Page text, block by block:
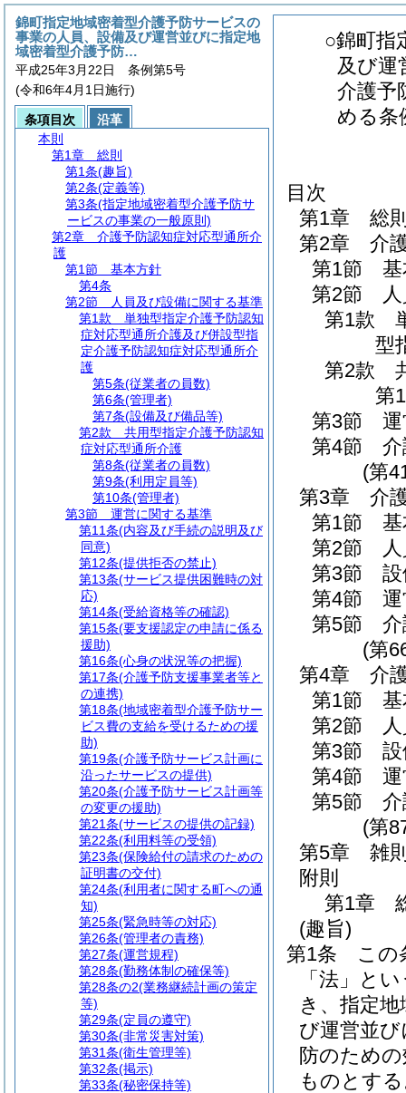
○錦町指
及び運
介護予
める条
目次
第1章
総
第2章
介
第1節
第2節
第1款
型
第2款
第
第3節
第4節
(第
第3章
介
第1節
第2節
第3節
第4節
第5節
(第
第4章
介
第1節
第2節
第3節
第4節
第5節
(第
第5章
雑
附則
第1章
(趣旨)
第1条
この
「法」と
き、指定
び運営並
防のため
ものとす
錦町指定地域密着型介護予防サービスの
事業の人員、設備及び運営並びに指定地
域密着型介護予防…
平成25年3月22日 条例第5号
(令和6年4月1日施行)
条項目次
沿革
本則
第1章
総則
第1条(趣旨)
第2条(定義等)
第3条(指定地域密着型介護予防サ
ービスの事業の一般原則)
第2章
介護予防認知症対応型通所介
護
第1節
基本方針
第4条
第2節
人員及び設備に関する基準
第1款
単独型指定介護予防認知
症対応型通所介護及び併設型指
定介護予防認知症対応型通所介
護
第5条(従業者の員数)
第6条(管理者)
第7条(設備及び備品等)
第2款
共用型指定介護予防認知
症対応型通所介護
第8条(従業者の員数)
第9条(利用定員等)
第10条(管理者)
第3節
運営に関する基準
第11条(内容及び手続の説明及び
同意)
第12条(提供拒否の禁止)
第13条(サービス提供困難時の対
応)
第14条(受給資格等の確認)
第15条(要支援認定の申請に係る
援助)
第16条(心身の状況等の把握)
第17条(介護予防支援事業者等と
の連携)
第18条(地域密着型介護予防サー
ビス費の支給を受けるための援
助)
第19条(介護予防サービス計画に
沿ったサービスの提供)
第20条(介護予防サービス計画等
の変更の援助)
第21条(サービスの提供の記録)
第22条(利用料等の受領)
第23条(保険給付の請求のための
証明書の交付)
第24条(利用者に関する町への通
知)
第25条(緊急時等の対応)
第26条(管理者の責務)
第27条(運営規程)
第28条(勤務体制の確保等)
第28条の2(業務継続計画の策定
等)
第29条(定員の遵守)
第30条(非常災害対策)
第31条(衛生管理等)
第32条(掲示)
第33条(秘密保持等)